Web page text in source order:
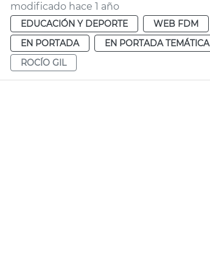
modificado hace 1 año
EDUCACIÓN Y DEPORTE WEB FDM
EN PORTADA
EN PORTADA TEMÁTICA
ROCÍO GIL